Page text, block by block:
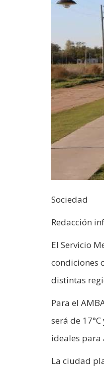
Sociedad
Redacción
El Servicio
condiciones
distintas
Para el
será de
ideales
La ciudad